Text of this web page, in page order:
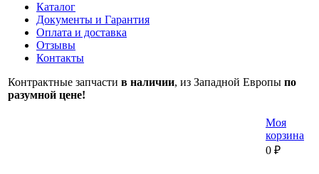
Каталог
Документы и Гарантия
Оплата и доставка
Отзывы
Контакты
Контрактные запчасти в наличии, из Западной Европы по
разумной цене!
Моя
корзина
0 ₽